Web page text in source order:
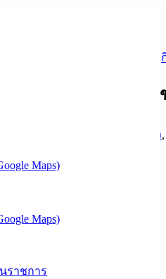
Maps)
ราชการ
Maps)
รงการขยายพันธุ์สัตว์น้ำเศรษฐ
กรณ์สำหรับโครงกา
จัดซื้อจัดจ้าง,